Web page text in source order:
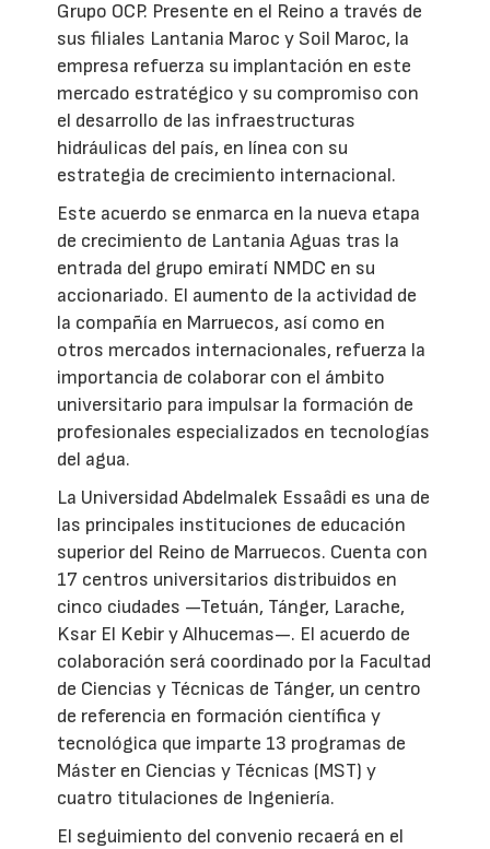
Grupo OCP. Presente en el Reino a través de
sus filiales Lantania Maroc y Soil Maroc, la
empresa refuerza su implantación en este
mercado estratégico y su compromiso con
el desarrollo de las infraestructuras
hidráulicas del país, en línea con su
estrategia de crecimiento internacional.
Este acuerdo se enmarca en la nueva etapa
de crecimiento de Lantania Aguas tras la
entrada del grupo emiratí NMDC en su
accionariado. El aumento de la actividad de
la compañía en Marruecos, así como en
otros mercados internacionales, refuerza la
importancia de colaborar con el ámbito
universitario para impulsar la formación de
profesionales especializados en tecnologías
del agua.
La Universidad Abdelmalek Essaâdi es una de
las principales instituciones de educación
superior del Reino de Marruecos. Cuenta con
17 centros universitarios distribuidos en
cinco ciudades —Tetuán, Tánger, Larache,
Ksar El Kebir y Alhucemas—. El acuerdo de
colaboración será coordinado por la Facultad
de Ciencias y Técnicas de Tánger, un centro
de referencia en formación científica y
tecnológica que imparte 13 programas de
Máster en Ciencias y Técnicas (MST) y
cuatro titulaciones de Ingeniería.
El seguimiento del convenio recaerá en el